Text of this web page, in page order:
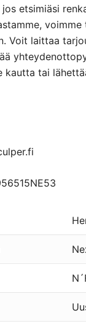
etsimiäsi
voimme
Voit laittaa
kautta tai